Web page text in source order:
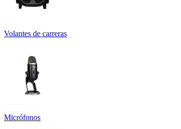
Volantes de carreras
Micrófonos